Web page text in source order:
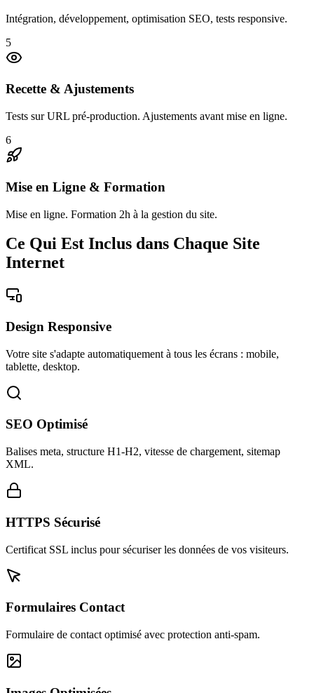
Intégration, développement, optimisation SEO, tests responsive.
5
Recette & Ajustements
Tests sur URL pré-production. Ajustements avant mise en ligne.
6
Mise en Ligne & Formation
Mise en ligne. Formation 2h à la gestion du site.
Ce Qui Est Inclus dans Chaque Site
Internet
Design Responsive
Votre site s'adapte automatiquement à tous les écrans : mobile,
tablette, desktop.
SEO Optimisé
Balises meta, structure H1-H2, vitesse de chargement, sitemap
XML.
HTTPS Sécurisé
Certificat SSL inclus pour sécuriser les données de vos visiteurs.
Formulaires Contact
Formulaire de contact optimisé avec protection anti-spam.